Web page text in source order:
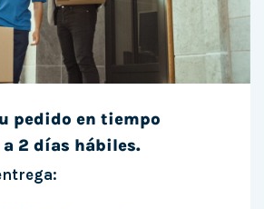
pedido en tiempo
a 2 días hábiles.